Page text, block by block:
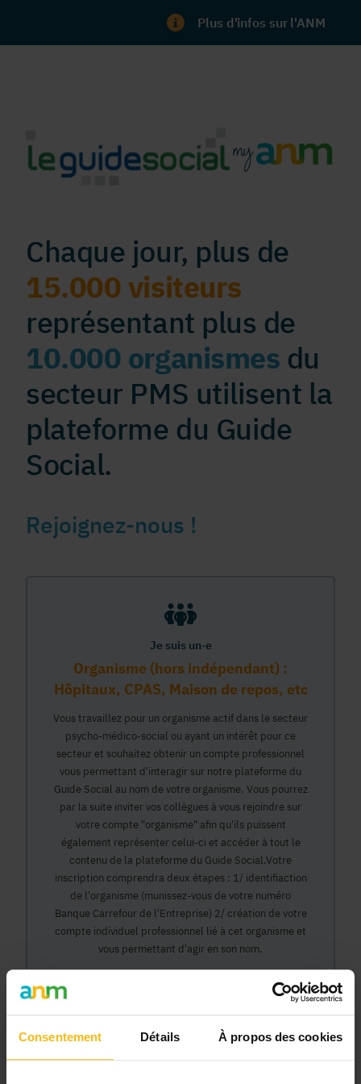
Consentement Détails À propos des cookies
Plus d'infos sur l'ANM
Chaque jour, plus de
15.000 visiteurs
représentant plus de
10.000 organismes du
secteur PMS utilisent la
plateforme du Guide
Social.
Rejoignez-nous !
Je suis un·e
Organisme (hors indépendant) :
Hôpitaux, CPAS, Maison de repos, etc
Vous travaillez pour un organisme actif dans le secteur
psycho-médico-social ou ayant un intérêt pour ce
secteur et souhaitez obtenir un compte professionnel
vous permettant d'interagir sur notre plateforme du
Guide Social au nom de votre organisme. Vous pourrez
par la suite inviter vos collègues à vous rejoindre sur
votre compte "organisme" afin qu'ils puissent
également représenter celui-ci et accéder à tout le
contenu de la plateforme du Guide Social.Votre
inscription comprendra deux étapes : 1/ identifiaction
de l'organisme (munissez-vous de votre numéro
Banque Carrefour de l'Entreprise) 2/ création de votre
compte individuel professionnel lié à cet organisme et
vous permettant d'agir en son nom.